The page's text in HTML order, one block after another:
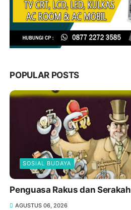
POPULAR POSTS
SOSIAL BUDAYA
Penguasa Rakus dan Serakah
AGUSTUS 06, 2026